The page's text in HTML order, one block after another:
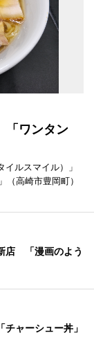
「ワンタン
ルスマイル）」
（高崎市豊岡町）
店 「漫画のよう
ャーシュー丼」